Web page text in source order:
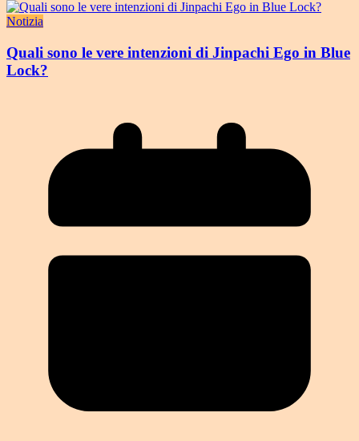
Notizia
Quali sono le vere intenzioni di Jinpachi Ego in Blue
Lock?